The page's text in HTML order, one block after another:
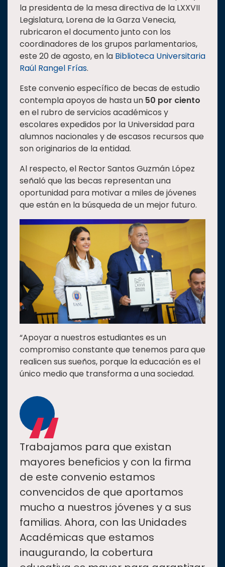
Nacional
la presidenta de la mesa directiva de la LXXVII
Legislatura, Lorena de la Garza Venecia,
rubricaron el documento junto con los
coordinadores de los grupos parlamentarios,
este 20 de agosto, en la Biblioteca Universitaria
Raúl Rangel Frías.
Este convenio específico de becas de estudio
contempla apoyos de hasta un 50 por ciento
en el rubro de servicios académicos y
escolares expedidos por la Universidad para
alumnos nacionales y de escasos recursos que
son originarios de la entidad.
Al respecto, el Rector Santos Guzmán López
señaló que las becas representan una
oportunidad para motivar a miles de jóvenes
que están en la búsqueda de un mejor futuro.
“Apoyar a nuestros estudiantes es un
compromiso constante que tenemos para que
realicen sus sueños, porque la educación es el
único medio que transforma a una sociedad.
“
Trabajamos para que existan
mayores beneficios y con la firma
de este convenio estamos
convencidos de que aportamos
mucho a nuestros jóvenes y a sus
familias. Ahora, con las Unidades
Académicas que estamos
inaugurando, la cobertura